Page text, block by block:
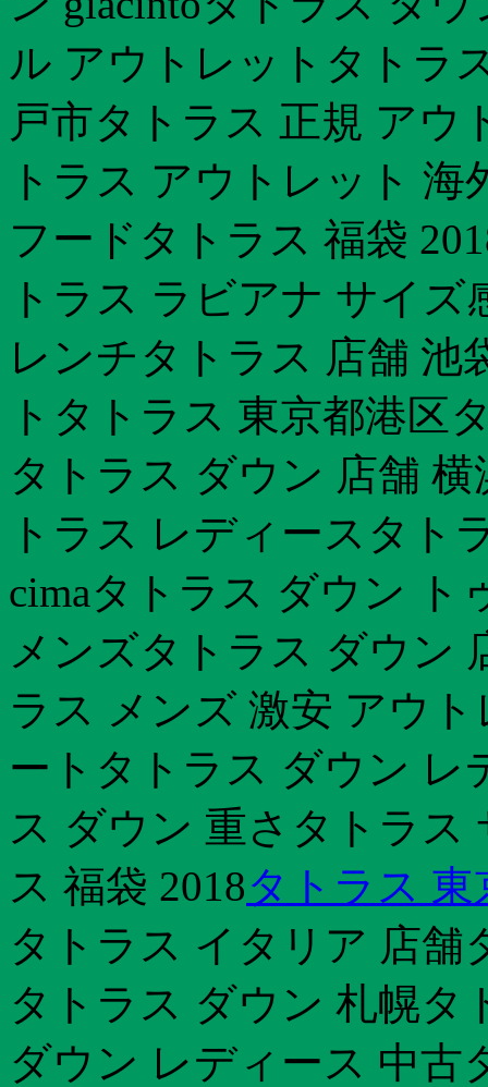
ル アウトレットタトラ
戸市タトラス 正規 アウ
トラス アウトレット
フードタトラス 福袋
トラス ラビアナ サイ
レンチタトラス 店舗 池
トタトラス 東京都港区
タトラス ダウン 店舗
トラス レディースタト
cimaタトラス ダウン ト
メンズタトラス ダウン
ラス メンズ 激安 アウ
ートタトラス ダウン レ
ス ダウン 重さタトラ
ス 福袋 2018タトラス 東
タトラス イタリア 店舗
タトラス ダウン 札幌タ
ダウン レディース 中古